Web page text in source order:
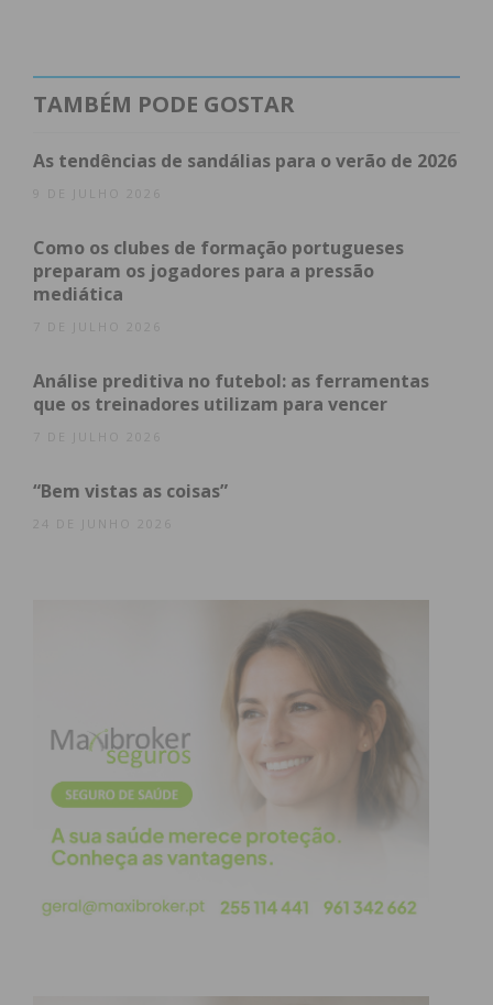
milhão de portugueses.
Mas será que estas medidas têm surtido efeito?
Estarão os portugueses a pedir mais dinheiro aos
Terá a pandemia ajudado os portugueses a
aguentar esta crise?
Índice
Medidas do Governo de Combate à Inflação
Crédito ao Consumo em
O ano de 2021 foi caracterizado por uma procura
de crédito ao consumo elevada, mas estável ao
longo do ano – em média, os portugueses fizeram
perto de 600 mil novos contratos por mês durante
o ano.
Apesar de nesse ano o rendimento ter aumentado
TAMBÉM PODE GOSTAR
As tendências de sandálias para o verão de 2026
Como os clubes de formação portugueses
preparam os jogadores para a pressão
mediática
7 DE JULHO 2026
Análise preditiva no futebol: as ferramentas
que os treinadores utilizam para vencer
7 DE JULHO 2026
“Bem vistas as coisas”
24 DE JUNHO 2026